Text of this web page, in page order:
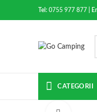
Tel: 0755 977 877 |
CATEGORII